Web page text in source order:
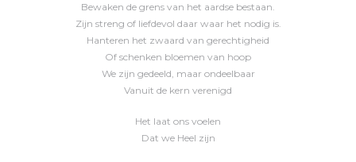
Bewaken de grens van het aardse bestaan.
Zijn streng of liefdevol daar waar het nodig is.
Hanteren het zwaard van gerechtigheid
Of schenken bloemen van hoop
We zijn gedeeld, maar ondeelbaar
Vanuit de kern verenigd
Het laat ons voelen
Dat we Heel zijn